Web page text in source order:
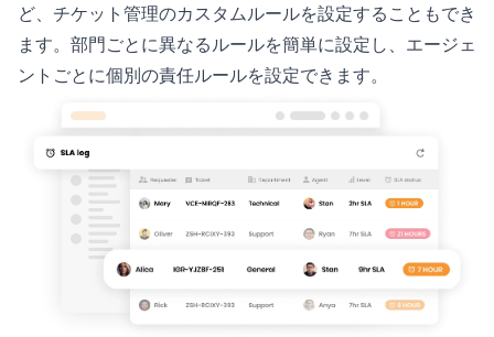
ど、チケット管理のカスタムルールを設定することもでき
ます。部門ごとに異なるルールを簡単に設定し、エージェ
ントごとに個別の責任ルールを設定できます。